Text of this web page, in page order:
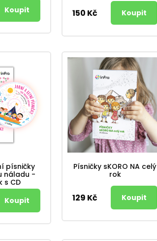
150 Kč
písničky
náladu -
s CD
Písničky sKORO NA celý
rok
129 Kč